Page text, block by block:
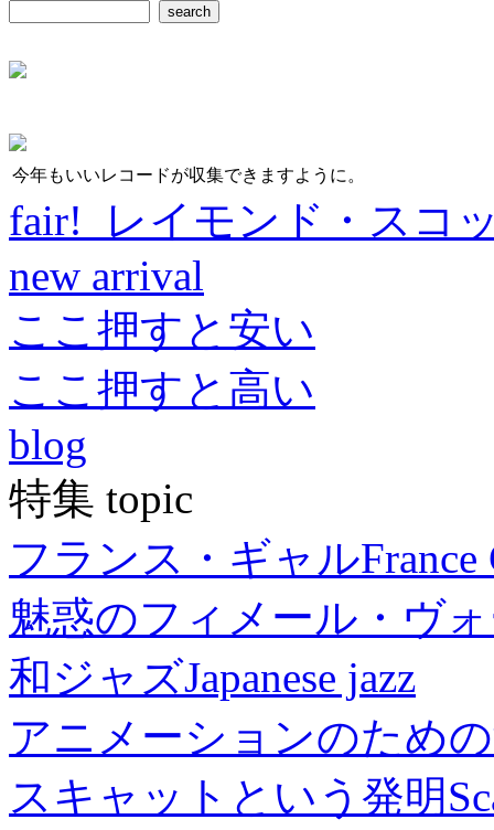
今年もいいレコードが収集できますように。
fair! レイモンド・スコ
new arrival
ここ押すと安い
ここ押すと高い
blog
特集 topic
フランス・ギャルFrance
魅惑のフィメール・ヴ
和ジャズJapanese jazz
アニメーションのため
スキャットという発明